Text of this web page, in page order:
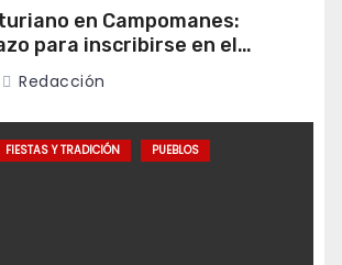
en Campomanes:
para inscribirse en el
Redacción
FIESTAS Y TRADICIÓN PUEBLOS